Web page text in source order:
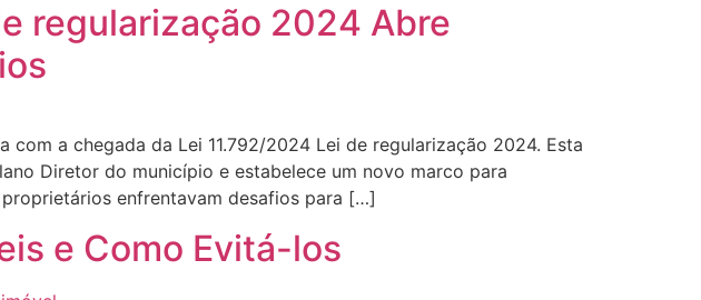
regularização 2024 Abre
a chegada da Lei 11.792/2024 Lei de regularização 2024. Esta
Diretor do município e estabelece um novo marco para
enfrentavam desafios para […]
e Como Evitá-los